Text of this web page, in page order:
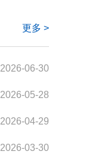
更多 >
2026-06-30
2026-05-28
2026-04-29
2026-03-30